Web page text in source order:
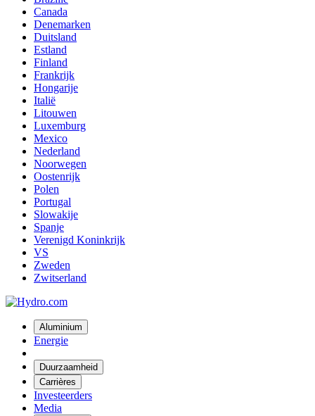
Canada
Denemarken
Duitsland
Estland
Finland
Frankrijk
Hongarije
Italië
Litouwen
Luxemburg
Mexico
Nederland
Noorwegen
Oostenrijk
Polen
Portugal
Slowakije
Spanje
Verenigd Koninkrijk
VS
Zweden
Zwitserland
Aluminium
Energie
Duurzaamheid
Carrières
Investeerders
Media